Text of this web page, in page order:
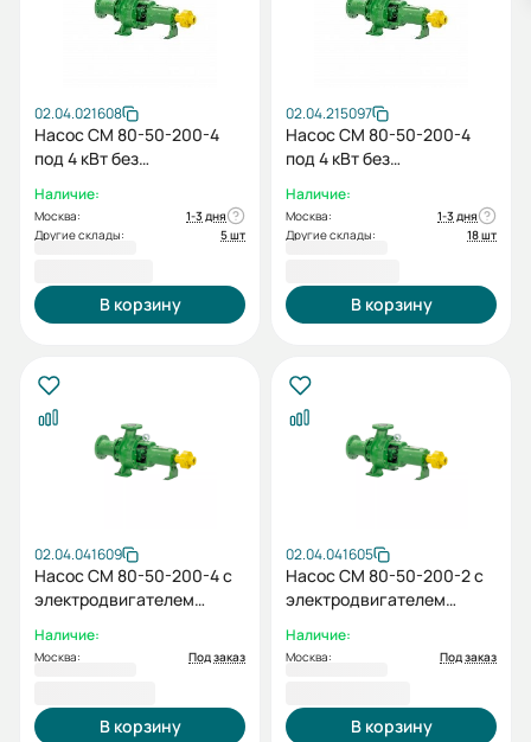
02.04.021608
Насос СМ 80-50-200-4
под 4 кВт без
рамы
Наличие:
Москва:
1-3 дня
Другие склады:
5 шт
В корзину
02.04.215097
Насос СМ 80-50-200-4
под 4 кВт без
рамы
Наличие:
Москва:
1-3 дня
Другие склады:
18 шт
В корзину
02.04.041609
Насос СМ 80-50-200-4 с
электродвигателем
Наличие:
Москва: Под заказ
В корзину
02.04.041605
Насос СМ 80-50-200-2 с
электродвигателем
Наличие:
Москва: Под заказ
В корзину